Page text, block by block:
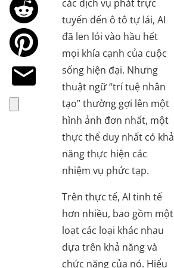
các dịch vụ phát trực
tuyến đến ô tô tự lái, AI
đã len lỏi vào hầu hết
mọi khía cạnh của cuộc
sống hiện đại. Nhưng
thuật ngữ “trí tuệ nhân
tạo” thường gợi lên một
hình ảnh đơn nhất, một
thực thể duy nhất có khả
năng thực hiện các
nhiệm vụ phức tạp.
Trên thực tế, AI tinh tế
hơn nhiều, bao gồm một
loạt các loại khác nhau
dựa trên khả năng và
chức năng của nó. Hiểu